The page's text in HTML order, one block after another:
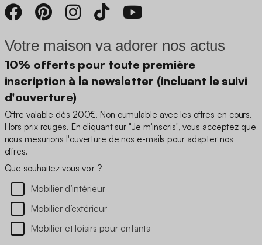
Votre maison va adorer nos actus
10% offerts pour toute première
inscription à la newsletter (incluant le suivi
d'ouverture)
Offre valable dès 200€. Non cumulable avec les offres en cours.
Hors prix rouges. En cliquant sur "Je m'inscris", vous acceptez que
nous mesurions l'ouverture de nos e-mails pour adapter nos
offres.
Que souhaitez vous voir ?
Mobilier d’intérieur
Mobilier d’extérieur
Mobilier et loisirs pour enfants